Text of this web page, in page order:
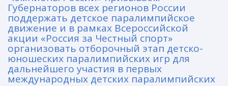
Губернаторов всех регионов России
поддержать детское паралимпийское
движение и в рамках Всероссийской
акции «Россия за Честный спорт»
организовать отборочный этап детско-
юношеских паралимпийских игр для
дальнейшего участия в первых
международных детских паралимпийских